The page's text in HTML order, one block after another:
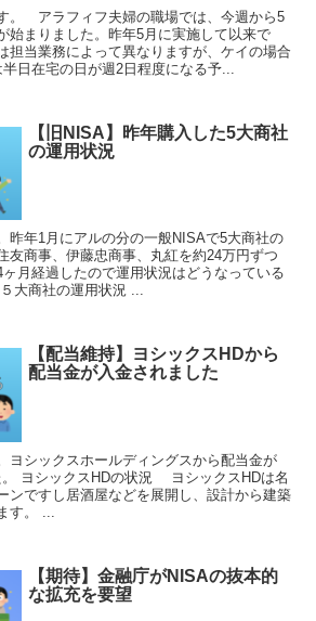
。 アラフィフ夫婦の職場では、今週から5
始まりました。昨年5月に実施して以来で
当業務によって異なりますが、ケイの場合
日在宅の日が週2日程度になる予...
【旧NISA】昨年購入した5大商社
の運用状況
昨年1月にアルの分の一般NISAで5大商社の
友商事、伊藤忠商事、丸紅を約24万円ずつ
月経過したので運用状況はどうなっている
大商社の運用状況 ...
【配当維持】ヨシックスHDから
配当金が入金されました
ヨシックスホールディングスから配当金が
。 ヨシックスHDの状況 ヨシックスHDは名
ンですし居酒屋などを展開し、設計から建築
す。 ...
【期待】金融庁がNISAの抜本的
な拡充を要望